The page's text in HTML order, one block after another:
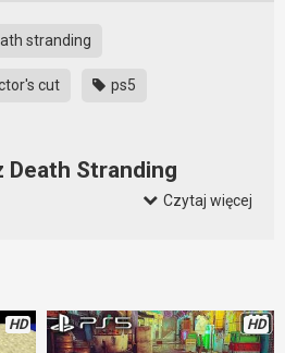
stranding
cut ps5
Death Stranding
nie są to jakieś ogromne
ale warto wiedzieć o nowych
Czytaj więcej
HD HD